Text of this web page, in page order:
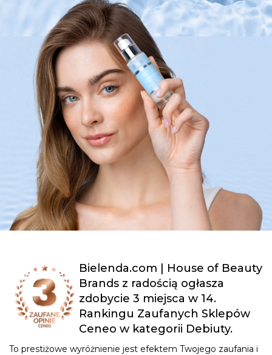
Bielenda.com | House of Beauty
Brands z radością ogłasza
zdobycie 3 miejsca w 14.
Rankingu Zaufanych Sklepów
Ceneo w kategorii Debiuty.
To prestiżowe wyróżnienie jest efektem Twojego zaufania i